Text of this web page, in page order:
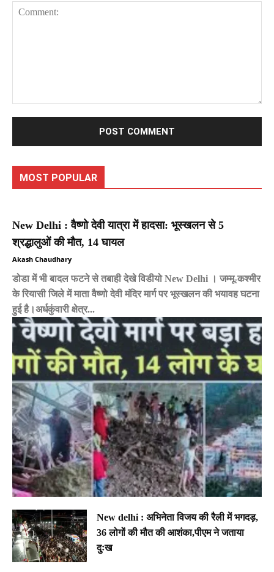
MOST POPULAR
New Delhi : वैष्णो देवी यात्रा में हादसा: भूस्खलन से 5
श्रद्धालुओं की मौत, 14 घायल
Akash Chaudhary
डोडा में भी बादल फटने से तबाही देखे विडीयो New Delhi । जम्मू-कश्मीर
के रियासी जिले में माता वैष्णो देवी मंदिर मार्ग पर भूस्खलन की भयावह घटना
हुई है।अर्धकुंवारी क्षेत्र...
New delhi : अभिनेता विजय की रैली में भगदड़,
36 लोगों की मौत की आशंका,पीएम ने जताया
दुःख